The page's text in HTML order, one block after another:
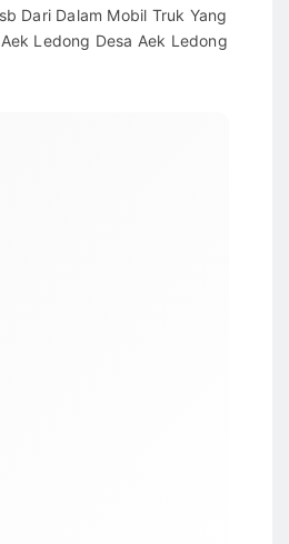
Dari Dalam Mobil Truk Yang
Ledong Desa Aek Ledong